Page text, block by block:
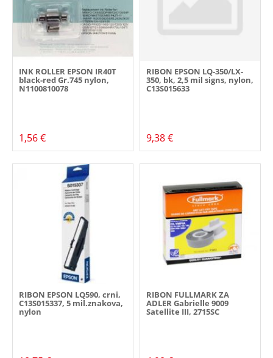
INK ROLLER EPSON IR40T
black-red Gr.745 nylon,
N1100810078
1,56 €
RIBON EPSON LQ-350/LX-
350, bk, 2,5 mil signs, nylon,
C13S015633
9,38 €
RIBON EPSON LQ590, crni,
C13S015337, 5 mil.znakova,
nylon
RIBON FULLMARK ZA
ADLER Gabrielle 9009
Satellite III, 2715SC